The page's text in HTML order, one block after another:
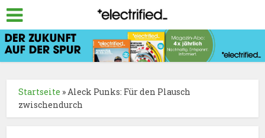
Startseite »Aleck Punks: Für den Plausch
zwischendurch